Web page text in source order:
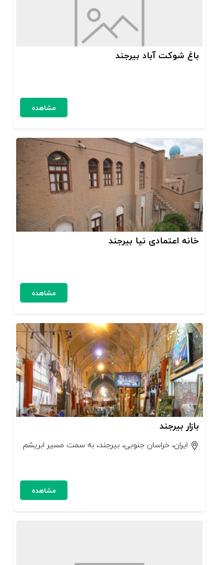
باغ شوکت آباد بیرجند
مشاهده
خانه اعتمادی نیا بیرجند
مشاهده
بازار بیرجند
ایران، خراسان جنوبی، بیرجند، به سمت مسیر ابریشم
مشاهده